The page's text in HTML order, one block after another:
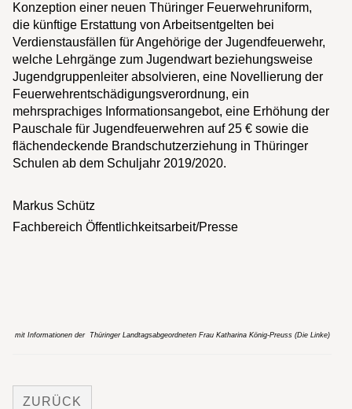
Konzeption einer neuen Thüringer Feuerwehruniform,
die künftige Erstattung von Arbeitsentgelten bei
Verdienstausfällen für Angehörige der Jugendfeuerwehr,
welche Lehrgänge zum Jugendwart beziehungsweise
Jugendgruppenleiter absolvieren, eine Novellierung der
Feuerwehrentschädigungsverordnung, ein
mehrsprachiges Informationsangebot, eine Erhöhung der
Pauschale für Jugendfeuerwehren auf 25 € sowie die
flächendeckende Brandschutzerziehung in Thüringer
Schulen ab dem Schuljahr 2019/2020.
Markus Schütz
Fachbereich Öffentlichkeitsarbeit/Presse
mit Informationen der Thüringer Landtagsabgeordneten Frau Katharina König-Preuss (Die Linke)
ZURÜCK